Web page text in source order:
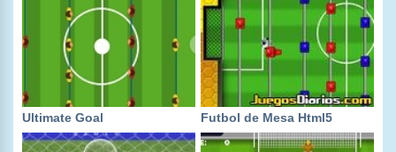
Ultimate Goal Futbol de Mesa Html5